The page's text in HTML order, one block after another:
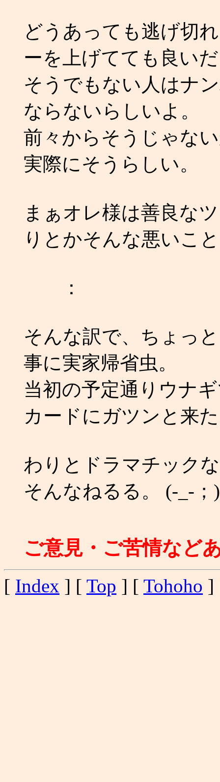
どうあっても逃げ切
ーを上げてても良い
そうでもない人はナ
ならないらしいよ。
前々からそうじゃな
実際にそうらしい。
まぁオレ様は善良な
りとかそんな悪いこ
：
そんな訳で、ちょっ
事に実家帰省虫。
当初の予定通りウナ
カードにガツンと来
わりとドラマチック
そんなねるる。 (-_-；)
ご意見・ご苦情など
[ Index ] [ Top ] [ Tohoho ]